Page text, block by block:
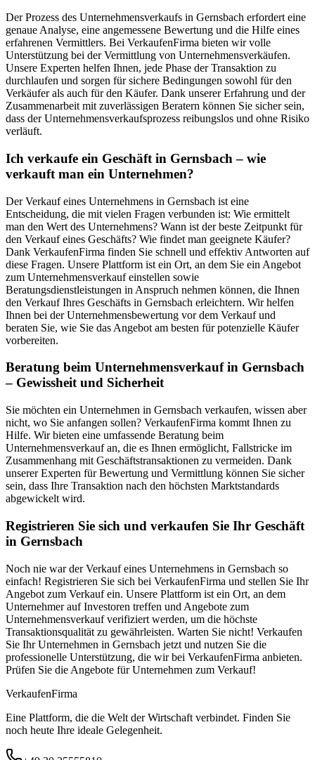
Der Prozess des Unternehmensverkaufs in Gernsbach erfordert eine
genaue Analyse, eine angemessene Bewertung und die Hilfe eines
erfahrenen Vermittlers. Bei VerkaufenFirma bieten wir volle
Unterstützung bei der Vermittlung von Unternehmensverkäufen.
Unsere Experten helfen Ihnen, jede Phase der Transaktion zu
durchlaufen und sorgen für sichere Bedingungen sowohl für den
Verkäufer als auch für den Käufer. Dank unserer Erfahrung und der
Zusammenarbeit mit zuverlässigen Beratern können Sie sicher sein,
dass der Unternehmensverkaufsprozess reibungslos und ohne Risiko
verläuft.
Ich verkaufe ein Geschäft in Gernsbach – wie
verkauft man ein Unternehmen?
Der Verkauf eines Unternehmens in Gernsbach ist eine
Entscheidung, die mit vielen Fragen verbunden ist: Wie ermittelt
man den Wert des Unternehmens? Wann ist der beste Zeitpunkt für
den Verkauf eines Geschäfts? Wie findet man geeignete Käufer?
Dank VerkaufenFirma finden Sie schnell und effektiv Antworten auf
diese Fragen. Unsere Plattform ist ein Ort, an dem Sie ein Angebot
zum Unternehmensverkauf einstellen sowie
Beratungsdienstleistungen in Anspruch nehmen können, die Ihnen
den Verkauf Ihres Geschäfts in Gernsbach erleichtern. Wir helfen
Ihnen bei der Unternehmensbewertung vor dem Verkauf und
beraten Sie, wie Sie das Angebot am besten für potenzielle Käufer
vorbereiten.
Beratung beim Unternehmensverkauf in Gernsbach
– Gewissheit und Sicherheit
Sie möchten ein Unternehmen in Gernsbach verkaufen, wissen aber
nicht, wo Sie anfangen sollen? VerkaufenFirma kommt Ihnen zu
Hilfe. Wir bieten eine umfassende Beratung beim
Unternehmensverkauf an, die es Ihnen ermöglicht, Fallstricke im
Zusammenhang mit Geschäftstransaktionen zu vermeiden. Dank
unserer Experten für Bewertung und Vermittlung können Sie sicher
sein, dass Ihre Transaktion nach den höchsten Marktstandards
abgewickelt wird.
Registrieren Sie sich und verkaufen Sie Ihr Geschäft
in Gernsbach
Noch nie war der Verkauf eines Unternehmens in Gernsbach so
einfach! Registrieren Sie sich bei VerkaufenFirma und stellen Sie Ihr
Angebot zum Verkauf ein. Unsere Plattform ist ein Ort, an dem
Unternehmer auf Investoren treffen und Angebote zum
Unternehmensverkauf verifiziert werden, um die höchste
Transaktionsqualität zu gewährleisten. Warten Sie nicht! Verkaufen
Sie Ihr Unternehmen in Gernsbach jetzt und nutzen Sie die
professionelle Unterstützung, die wir bei VerkaufenFirma anbieten.
Prüfen Sie die Angebote für Unternehmen zum Verkauf!
VerkaufenFirma
Eine Plattform, die die Welt der Wirtschaft verbindet. Finden Sie
noch heute Ihre ideale Gelegenheit.